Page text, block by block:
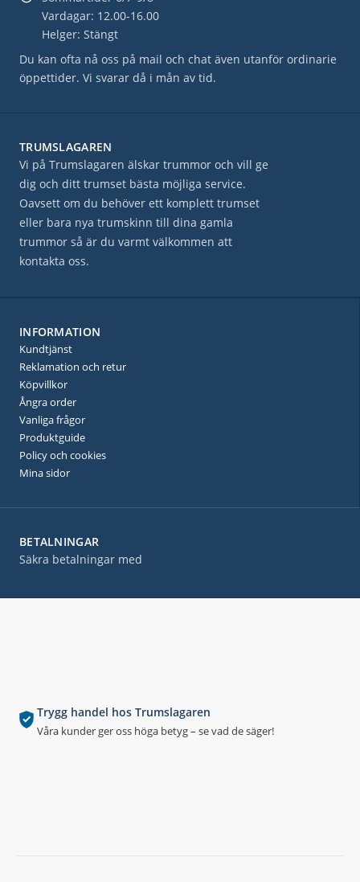
Trygg handel hos Trumslagaren
Våra kunder ger oss höga betyg – se vad de säger!
Vardagar: 12.00-16.00
Helger: Stängt
Du kan ofta nå oss på mail och chat även utanför ordinarie
öppettider. Vi svarar då i mån av tid.
BETALNINGAR
Säkra betalningar med
TRUMSLAGAREN
Vi på Trumslagaren älskar trummor och vill ge
dig och ditt trumset bästa möjliga service.
Oavsett om du behöver ett komplett trumset
eller bara nya trumskinn till dina gamla
trummor så är du varmt välkommen att
kontakta oss.
INFORMATION
Kundtjänst
Reklamation och retur
Köpvillkor
Ångra order
Vanliga frågor
Produktguide
Policy och cookies
Mina sidor